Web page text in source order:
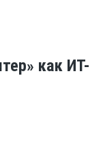
как ИТ-